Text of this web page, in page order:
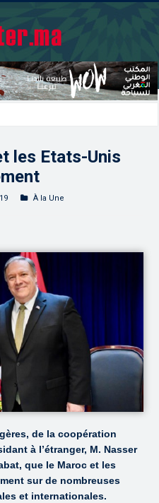
les Etats-Unis
À la Une
de la coopération
à l’étranger, M. Nasser
que le Maroc et les
sur de nombreuses
et internationales.